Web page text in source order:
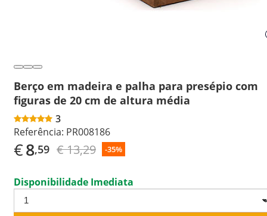
Berço em madeira e palha para presépio com
figuras de 20 cm de altura média
3
Referência: PR008186
€8,59 € 13,29 -35%
Disponibilidade Imediata